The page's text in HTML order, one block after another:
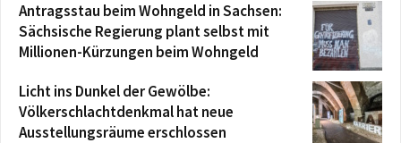
Antragsstau beim Wohngeld in Sachsen:
Sächsische Regierung plant selbst mit
Millionen-Kürzungen beim Wohngeld
Licht ins Dunkel der Gewölbe:
Völkerschlachtdenkmal hat neue
Ausstellungsräume erschlossen